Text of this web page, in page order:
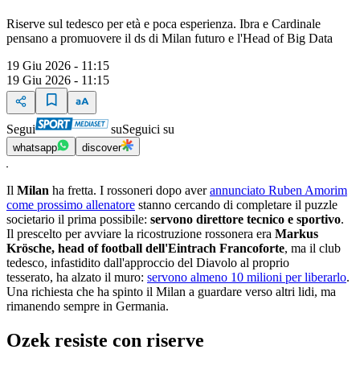
Riserve sul tedesco per età e poca esperienza. Ibra e Cardinale
pensano a promuovere il ds di Milan futuro e l'Head of Big Data
19 Giu 2026 - 11:15
19 Giu 2026 - 11:15
Segui suSeguici su
whatsapp discover
Il Milan ha fretta. I rossoneri dopo averannunciato Ruben Amorim
come prossimo allenatore stanno cercando di completare il puzzle
societario il prima possibile: servono direttore tecnico e sportivo.
Il prescelto per avviare la ricostruzione rossonera era Markus
Krösche, head of football dell'Eintrach Francoforte, ma il club
tedesco, infastidito dall'approccio del Diavolo al proprio
tesserato, ha alzato il muro: servono almeno 10 milioni per liberarlo.
Una richiesta che ha spinto il Milan a guardare verso altri lidi, ma
rimanendo sempre in Germania.
Ozek resiste con riserve